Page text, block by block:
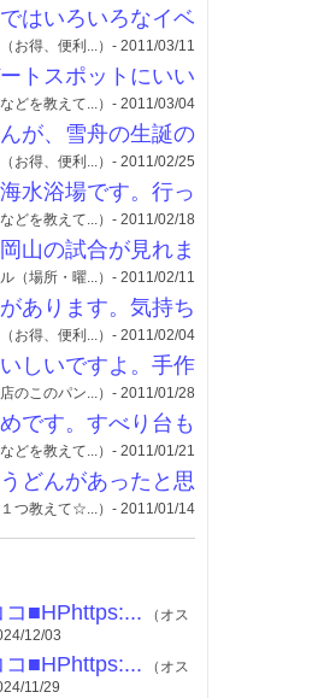
はいろいろなイベ
お得、便利...）- 2011/03/11
トスポットにいい
どを教えて...）- 2011/03/04
が、雪舟の生誕の
お得、便利...）- 2011/02/25
水浴場です。行っ
どを教えて...）- 2011/02/18
山の試合が見れま
（場所・曜...）- 2011/02/11
あります。気持ち
お得、便利...）- 2011/02/04
しいですよ。手作
のこのパン...）- 2011/01/28
です。すべり台も
どを教えて...）- 2011/01/21
どんがあったと思
１つ教えて☆...）- 2011/01/14
■HPhttps:... （オス
12/03
■HPhttps:... （オス
11/29